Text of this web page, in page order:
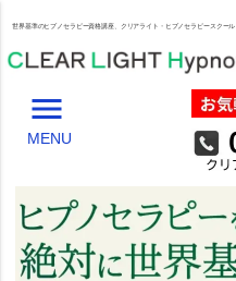
世界基準のヒプノセラピー資格講座、クリアライト・ヒプノセラピースクール
menu
MENU